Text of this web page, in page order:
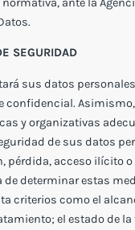
SEGURIDAD
sus datos
confidencial.
y organizativas
de sus datos
pérdida, acceso ilícito
de determinar estas
criterios como el
el estado de la